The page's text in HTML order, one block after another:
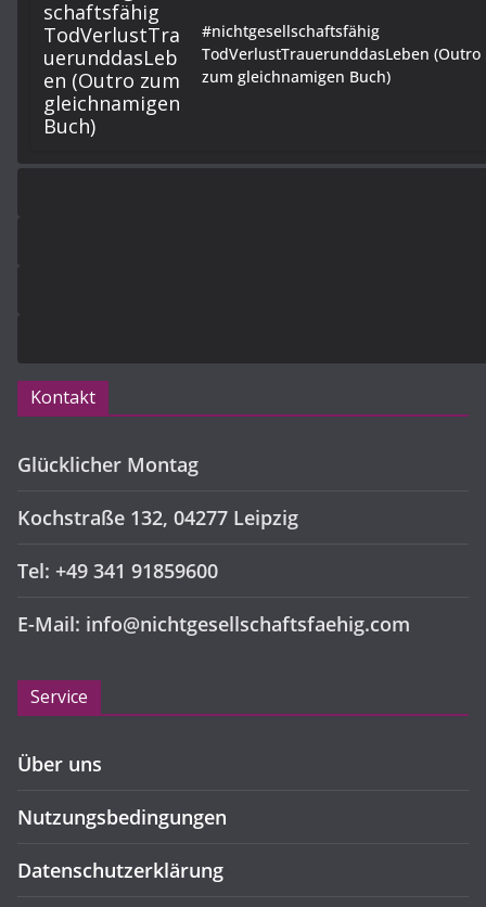
#nichtgesellschaftsfähig
TodVerlustTrauerunddasLeben (Outro
zum gleichnamigen Buch)
Kontakt
Glücklicher Montag
Kochstraße 132, 04277 Leipzig
Tel: +49 341 91859600
E-Mail: info@nichtgesellschaftsfaehig.com
Service
Über uns
Nutzungsbedingungen
Datenschutzerklärung